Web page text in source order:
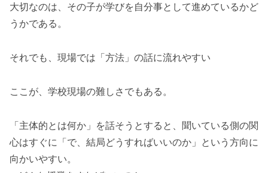
大切なのは、その子が学びを自分事として進めているかど
うかである。
それでも、現場では「方法」の話に流れやすい
ここが、学校現場の難しさでもある。
「主体的とは何か」を話そうとすると、聞いている側の関
心はすぐに「で、結局どうすればいいのか」という方向に
向かいやすい。